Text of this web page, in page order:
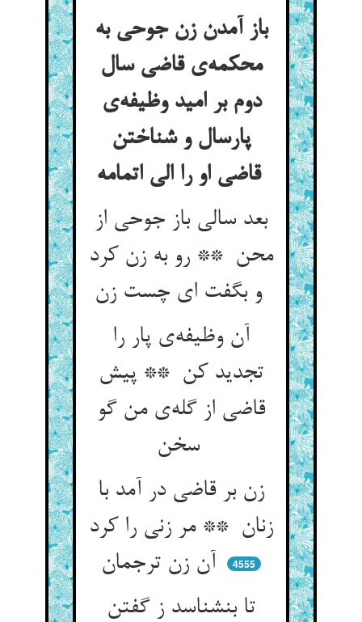
باز آمدن زن جوحی به
محکمه‌ی قاضی سال
دوم بر امید وظیفه‌ی
پارسال و شناختن
قاضی او را الی اتمامه
بعد سالی باز جوحی از
محن ** رو به زن کرد
و بگفت ای چست زن
آن وظیفه‌ی پار را
تجدید کن ** پیش
قاضی از گله‌ی من گو
سخن
زن بر قاضی در آمد با
زنان ** مر زنی را کرد
4555
تا بنشناسد ز گفتن